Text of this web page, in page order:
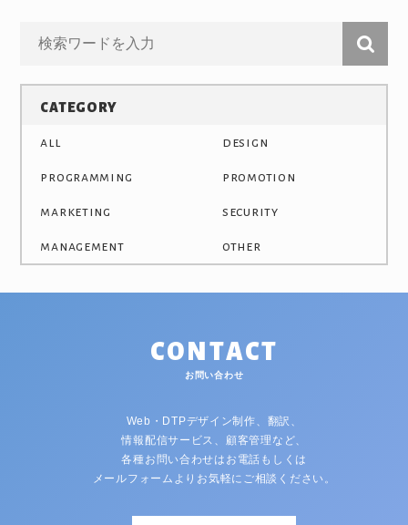
b
o
o
k
CATEGORY
all design
programming promotion
marketing security
management other
CONTACT
お問い合わせ
Web・DTPデザイン制作、翻訳、
情報配信サービス、顧客管理など、
各種お問い合わせはお電話もしくは
メールフォームよりお気軽にご相談ください。